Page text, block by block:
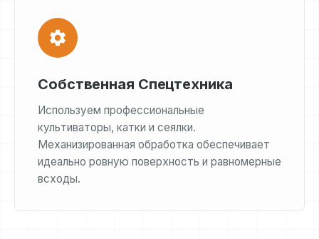
Собственная Спецтехника
Используем профессиональные
культиваторы, катки и сеялки.
Механизированная обработка обеспечивает
идеально ровную поверхность и равномерные
всходы.